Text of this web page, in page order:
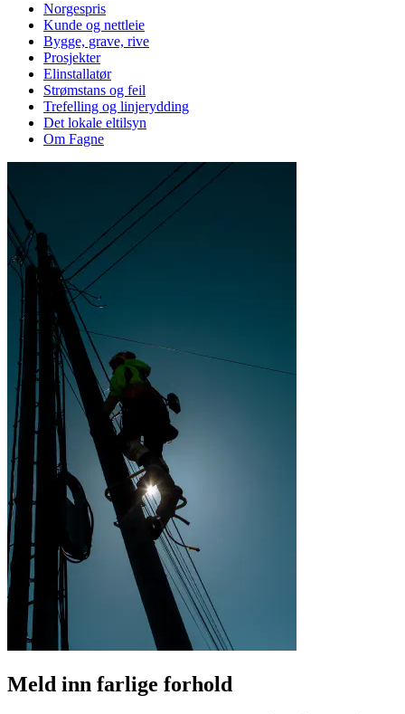
Norgespris
Kunde og nettleie
Bygge, grave, rive
Prosjekter
Elinstallatør
Strømstans og feil
Trefelling og linjerydding
Det lokale eltilsyn
Om Fagne
Meld inn farlige forhold